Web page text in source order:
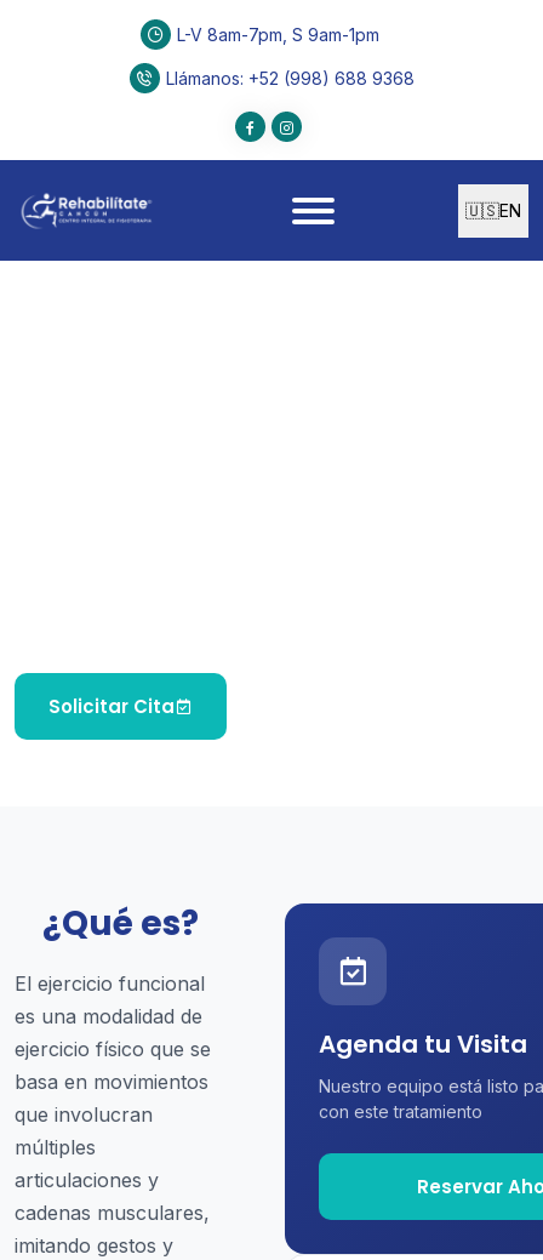
L-V 8am-7pm, S 9am-1pm
Llámanos: +52 (998) 688 9368
🇺🇸EN
Solicitar Cita
¿Qué es?
El ejercicio funcional
es una modalidad de
ejercicio físico que se
basa en movimientos
que involucran
múltiples
articulaciones y
cadenas musculares,
imitando gestos y
Agenda tu Visita
Nuestro equipo está listo
con este tratamiento
Reservar